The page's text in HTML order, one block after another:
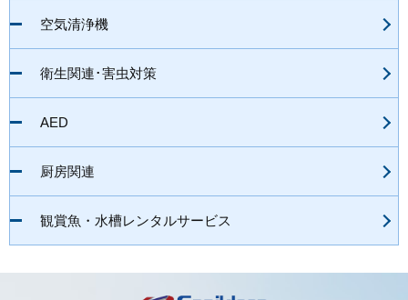
空気清浄機
衛生関連･害虫対策
AED
厨房関連
観賞魚・水槽レンタルサービス